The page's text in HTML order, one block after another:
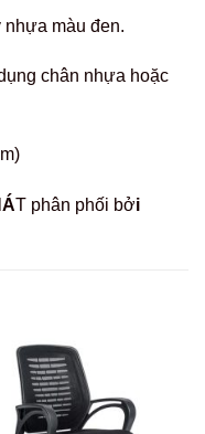
màu đen.
chân nhựa hoặc
T phân phối bởi